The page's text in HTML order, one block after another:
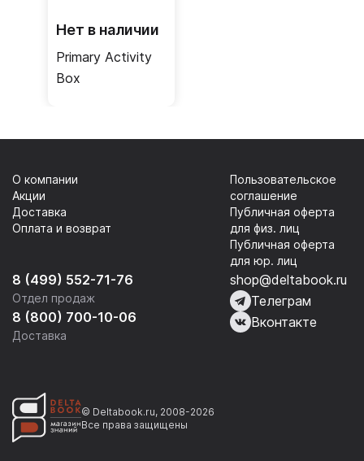
Нет в наличии
Primary Activity
Box
8 (499) 552-71-76
Отдел продаж
8 (800) 700-10-06
Доставка
О компании
Акции
Доставка
Оплата и возврат
Пользовательское
соглашение
Публичная оферта
для физ. лиц
Публичная оферта
для юр. лиц
shop@deltabook.ru
Телеграм
Вконтакте
© Deltabook.ru, 2008-2026
Все права защищены